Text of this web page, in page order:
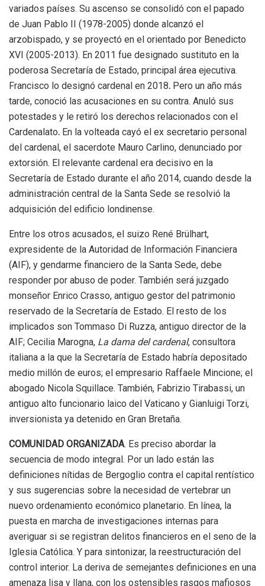
variados países. Su ascenso se consolidó con el papado
de Juan Pablo II (1978-2005) donde alcanzó el
arzobispado, y se proyectó en el orientado por Benedicto
XVI (2005-2013). En 2011 fue designado sustituto en la
poderosa Secretaría de Estado, principal área ejecutiva.
Francisco lo designó cardenal en 2018. Pero un año más
tarde, conoció las acusaciones en su contra. Anuló sus
potestades y le retiró los derechos relacionados con el
Cardenalato. En la volteada cayó el ex secretario personal
del cardenal, el sacerdote Mauro Carlino, denunciado por
extorsión. El relevante cardenal era decisivo en la
Secretaría de Estado durante el año 2014, cuando desde la
administración central de la Santa Sede se resolvió la
adquisición del edificio londinense.
Entre los otros acusados, el suizo René Brülhart,
expresidente de la Autoridad de Información Financiera
(AIF), y gendarme financiero de la Santa Sede, debe
responder por abuso de poder. También será juzgado
monseñor Enrico Crasso, antiguo gestor del patrimonio
reservado de la Secretaría de Estado. El resto de los
implicados son Tommaso Di Ruzza, antiguo director de la
AIF; Cecilia Marogna, La dama del cardenal, consultora
italiana a la que la Secretaría de Estado habría depositado
medio millón de euros; el empresario Raffaele Mincione; el
abogado Nicola Squillace. También, Fabrizio Tirabassi, un
antiguo alto funcionario laico del Vaticano y Gianluigi Torzi,
inversionista ya detenido en Gran Bretaña.
COMUNIDAD ORGANIZADA. Es preciso abordar la
secuencia de modo integral. Por un lado están las
definiciones nítidas de Bergoglio contra el capital rentístico
y sus sugerencias sobre la necesidad de vertebrar un
nuevo ordenamiento económico planetario. En línea, la
puesta en marcha de investigaciones internas para
averiguar si se registran delitos financieros en el seno de la
Iglesia Católica. Y para sintonizar, la reestructuración del
control interior. La deriva de semejantes definiciones en una
amenaza lisa y llana, con los ostensibles rasgos mafiosos